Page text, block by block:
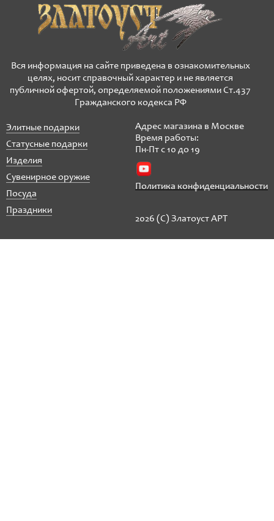
Вся информация на сайте приведена в ознакомительных
целях, носит справочный характер и не является
публичной офертой, определяемой положениями Ст.437
Гражданского кодекса РФ
Элитные подарки
Статусные подарки
Изделия
Сувенирное оружие
Посуда
Праздники
Адрес магазина в Москве
Время работы:
Пн-Пт с 10 до 19
Политика конфиденциальности
2026 (C) Златоуст АРТ